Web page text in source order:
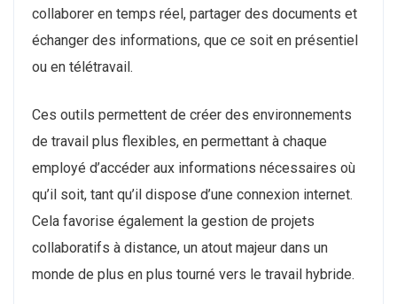
collaborer en temps réel, partager des documents et
échanger des informations, que ce soit en présentiel
ou en télétravail.
Ces outils permettent de créer des environnements
de travail plus flexibles, en permettant à chaque
employé d’accéder aux informations nécessaires où
qu’il soit, tant qu’il dispose d’une connexion internet.
Cela favorise également la gestion de projets
collaboratifs à distance, un atout majeur dans un
monde de plus en plus tourné vers le travail hybride.